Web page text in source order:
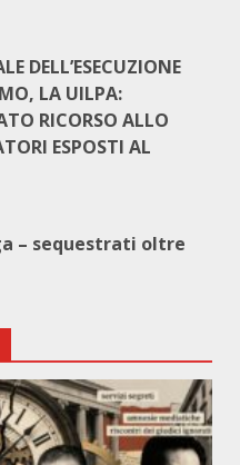
DELL’ESECUZIONE
LA UILPA:
RICORSO ALLO
ESPOSTI AL
– sequestrati oltre